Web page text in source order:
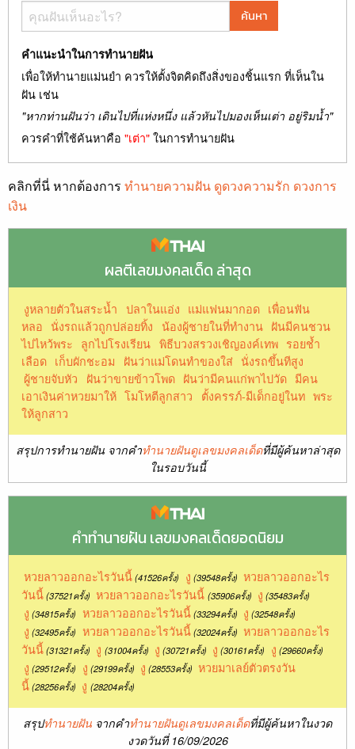
ค้นหา
คำแนะนำในการทำนายฝัน
เพื่อให้ทำนายแม่นยำ ควรให้ตั้งจิตคิดถึงสิ่งของชิ้นแรก ที่เห็นใน
ฝัน เช่น
"หากท่านฝันว่า เดินไปที่แห่งหนึ่ง แล้วหันไปมองเห็นเต่า อยู่ริมน้ำ"
ควรคำที่ใช้ค้นหาคือ "เต่า"ในการทำนายฝัน
คลิกที่นี่ หากต้องการ ทำนายความฝัน ดูดวงความรัก ดวงการ
เงิน
ผลตีเลขมงคลเด็ด ล่าสุด
งูหลายตัวในสระน้ำ ปลาในแอ่ง แม่แฟนมากอด เพื่อนฟัน
หลอ นั่งรถแล้วถูกปล่อยทิ้ง น้องผู้ชายในที่ทำงาน ฝันมีคนชวน
ไปไหว้พระ ลูกไปโรงเรียน พิธีบวงสรวงเชิญองค์เทพ รอยช้ำ
เลือด เก็บผักชะอม ฝันว่าแม่โดนทำของใส่ นั่งรถขึ้นทีสูง
ผู้ชายจับหัว
ฝันว่าขายข้าวโพด ฝันว่ามีคนแก่พาไปวัด มีคน
เอาเงินค่าหวยมาให้ โมโหตีลูกสาว ตั้งครรภ์-มีเด็กอยู่ในท พระ
ให้ลูกสาว
สรุปการทำนายฝัน จากคำทำนายฝันดูเลขมงคลเด็ดที่มีผู้ค้นหาล่าสุด
ในรอบวันนี้
คำทำนายฝัน เลขมงคลเด็ดยอดนิยม
หวยลาวออกอะไรวันนี้ (41526ครั้ง) งู (39548ครั้ง) หวยลาวออกอะไร
วันนี้(37521ครั้ง) หวยลาวออกอะไรวันนี้ (35906ครั้ง) งู (35483ครั้ง)
งู (34815ครั้ง) หวยลาวออกอะไรวันนี้ (33294ครั้ง) งู (32548ครั้ง)
งู (32495ครั้ง) หวยลาวออกอะไรวันนี้ (32024ครั้ง) หวยลาวออกอะไร
วันนี้(31321ครั้ง) งู (31004ครั้ง) งู (30721ครั้ง) งู (30161ครั้ง) งู (29660ครั้ง)
งู (29512ครั้ง) งู (29199ครั้ง) งู (28553ครั้ง) หวยมาเลย์ตัวตรงวัน
นี้(28256ครั้ง) งู (28204ครั้ง)
สรุปทำนายฝัน จากคำทำนายฝันดูเลขมงคลเด็ดที่มีผู้ค้นหาในงวด
งวดวันที่ 16/09/2026